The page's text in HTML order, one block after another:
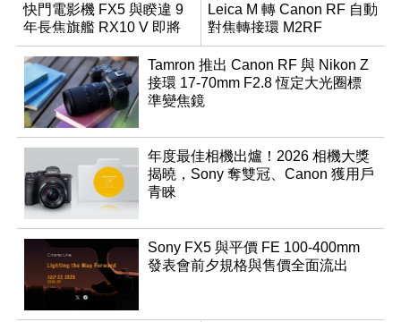
快門電影機 FX5 與睽違 9
年長焦旗艦 RX10 V 即將
登場
Leica M 轉 Canon RF 自動
對焦轉接環 M2RF
Tamron 推出 Canon RF 與 Nikon Z
接環 17-70mm F2.8 恆定大光圈標
準變焦鏡
年度最佳相機出爐！2026 相機大獎
揭曉，Sony 奪雙冠、Canon 獲用戶
青睞
Sony FX5 與平價 FE 100-400mm
發表會前夕規格與售價全面流出